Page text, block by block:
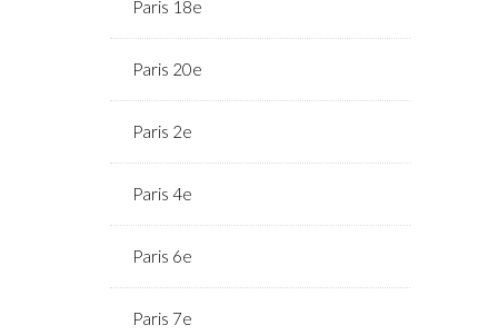
Paris 18e
Paris 20e
Paris 2e
Paris 4e
Paris 6e
Paris 7e